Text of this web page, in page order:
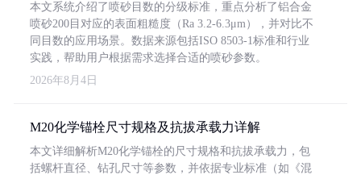
本文系统介绍了喷砂目数的分级标准，重点分析了铝合金
喷砂200目对应的表面粗糙度（Ra 3.2-6.3μm），并对比不
同目数的应用场景。数据来源包括ISO 8503-1标准和行业
实践，帮助用户根据需求选择合适的喷砂参数。
2026年8月4日
M20化学锚栓尺寸规格及抗拔承载力详解
本文详细解析M20化学锚栓的尺寸规格和抗拔承载力，包
括螺杆直径、钻孔尺寸等参数，并依据专业标准（如《混